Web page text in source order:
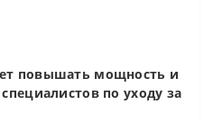
повышать мощность и
по уходу за